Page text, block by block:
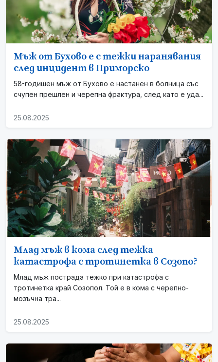
Мъж от Бухово е с тежки наранявания
след инцидент в Приморско
58-годишен мъж от Бухово е настанен в болница със
счупен прешлен и черепна фрактура, след като е уда...
25.08.2025
Млад мъж в кома след тежка
катастрофа с тротинетка в Созопо?
Млад мъж пострада тежко при катастрофа с
тротинетка край Созопол. Той е в кома с черепно-
мозъчна тра...
25.08.2025